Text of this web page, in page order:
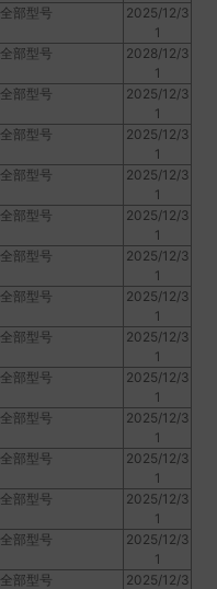
全部型号
2025/12/3
1
全部型号
2028/12/3
1
全部型号
2025/12/3
1
全部型号
2025/12/3
1
全部型号
2025/12/3
1
全部型号
2025/12/3
1
全部型号
2025/12/3
1
全部型号
2025/12/3
1
全部型号
2025/12/3
1
全部型号
2025/12/3
1
全部型号
2025/12/3
1
全部型号
2025/12/3
1
全部型号
2025/12/3
1
全部型号
2025/12/3
1
全部型号
2025/12/3